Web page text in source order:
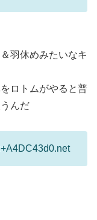
羽休めみたいなキ
ロトムがやると普
んだ